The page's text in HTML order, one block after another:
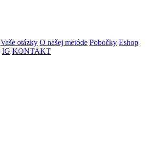
Vaše otázky O našej metóde Pobočky Eshop
IG KONTAKT